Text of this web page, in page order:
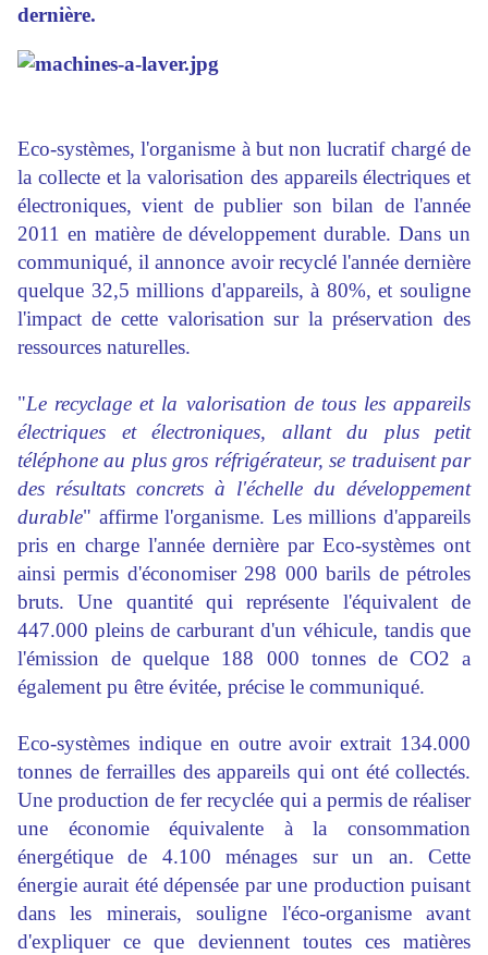
dernière.
Eco-systèmes, l'organisme à but non lucratif chargé de
la collecte et la valorisation des appareils électriques et
électroniques, vient de publier son bilan de l'année
2011 en matière de développement durable. Dans un
communiqué, il annonce avoir recyclé l'année dernière
quelque 32,5 millions d'appareils, à 80%, et souligne
l'impact de cette valorisation sur la préservation des
ressources naturelles.
"Le recyclage et la valorisation de tous les appareils
électriques et électroniques, allant du plus petit
téléphone au plus gros réfrigérateur, se traduisent par
des résultats concrets à l'échelle du développement
durable" affirme l'organisme. Les millions d'appareils
pris en charge l'année dernière par Eco-systèmes ont
ainsi permis d'économiser 298 000 barils de pétroles
bruts. Une quantité qui représente l'équivalent de
447.000 pleins de carburant d'un véhicule, tandis que
l'émission de quelque 188 000 tonnes de CO2 a
également pu être évitée, précise le communiqué.
Eco-systèmes indique en outre avoir extrait 134.000
tonnes de ferrailles des appareils qui ont été collectés.
Une production de fer recyclée qui a permis de réaliser
une économie équivalente à la consommation
énergétique de 4.100 ménages sur un an. Cette
énergie aurait été dépensée par une production puisant
dans les minerais, souligne l'éco-organisme avant
d'expliquer ce que deviennent toutes ces matières